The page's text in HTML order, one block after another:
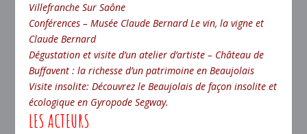
Villefranche Sur Saône
Conférences – Musée Claude Bernard Le vin, la vigne et
Claude Bernard
Dégustation et visite d’un atelier d’artiste – Château de
Buffavent : la richesse d’un patrimoine en Beaujolais
Visite insolite: Découvrez le Beaujolais de façon insolite et
écologique en Gyropode Segway.
LES ACTEURS